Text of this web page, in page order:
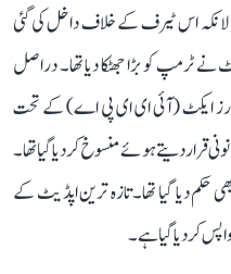
اس ٹیرف کے خلاف داخل کی گئی
ٹرمپ کو بڑا جھٹکا دیا تھا۔ دراصل
پاورز ایکٹ (آئی ای ای پی اے) کے تحت
دیتے ہوئے منسوخ کر دیا گیا تھا۔
حکم دیا گیا تھا۔ تازہ ترین اپڈیٹ کے